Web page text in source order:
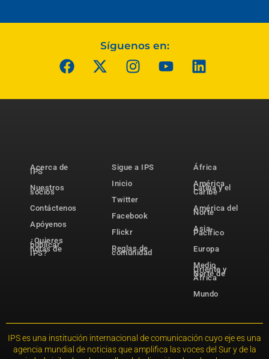
Síguenos en:
Acerca de
IPS
Nuestros
socios
Contáctenos
Apóyenos
¿Quieres
publicar
notas de
IPS?
Sigue a IPS
Inicio
Twitter
Facebook
Flickr
Reglas de
comunidad
África
América
Latina y el
Caribe
América del
Norte
Asia-
Pacífico
Europa
Medio
Oriente y
Norte de
África
Mundo
IPS es una institución internacional de comunicación cuyo eje es una
agencia mundial de noticias que amplifica las voces del Sur y de la